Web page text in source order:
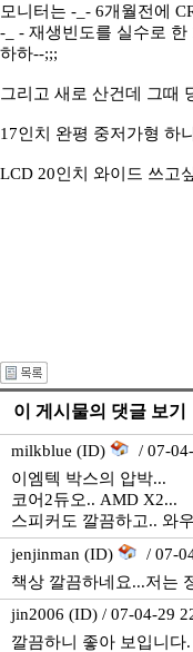
모니터는 -_- 6개월전에
-_ - 재생빈도를 실수로 한
하하--;;;
그리고 새로 산건데 그때
17인치 완평 중저가형 하
LCD 20인치 와이드 쓰고
이 게시물의 댓글 보기
milkblue (ID)
/ 07-
이엠텍 박스의 압박...
코어2듀오.. AMD X2...
스피커도 깔끔하고.. 와
jenjinman (ID)
/ 07-
책상 깔끔하네요...저는
jin2006 (ID) / 07-04-29
깔끔하니 좋아 보입니다.